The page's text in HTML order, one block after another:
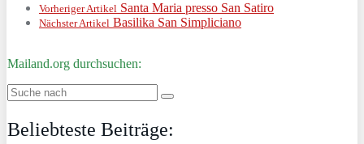
Vorheriger Artikel Santa Maria presso San Satiro
Nächster Artikel Basilika San Simpliciano
Mailand.org durchsuchen:
Beliebteste Beiträge: